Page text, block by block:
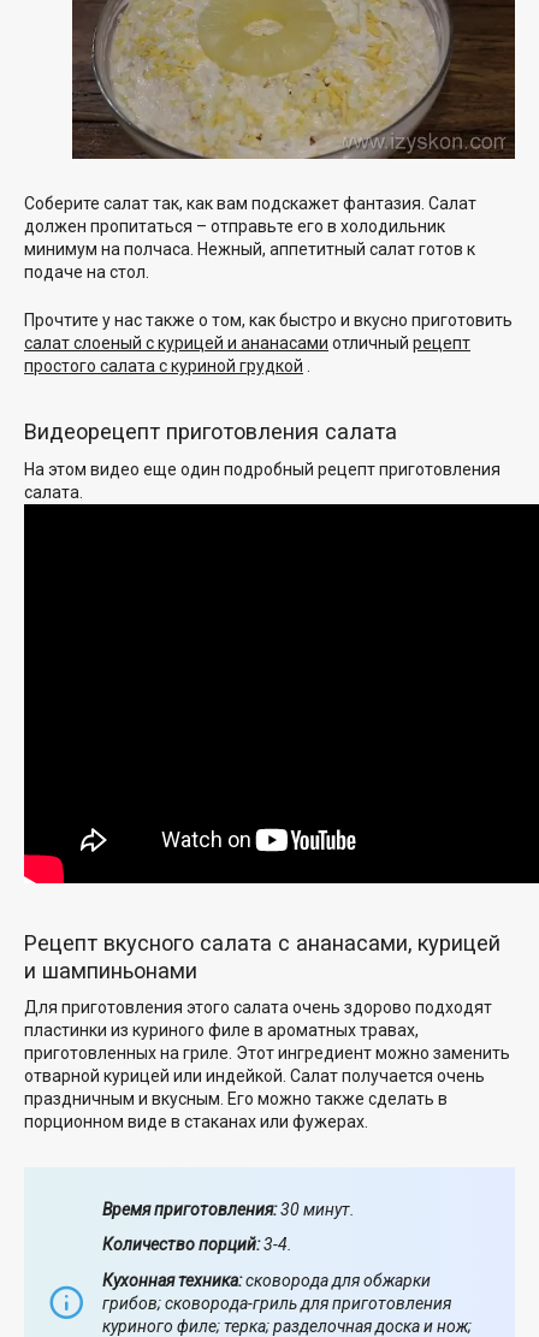
Соберите салат так, как вам подскажет фантазия. Салат
должен пропитаться – отправьте его в холодильник
минимум на полчаса. Нежный, аппетитный салат готов к
подаче на стол.
Прочтите у нас также о том, как быстро и вкусно приготовить
салат слоеный с курицей и ананасами отличный рецепт
простого салата с куриной грудкой
Видеорецепт приготовления салата
На этом видео еще один подробный рецепт приготовления
салата.
Рецепт вкусного салата с ананасами, курицей
и шампиньонами
Для приготовления этого салата очень здорово подходят
пластинки из куриного филе в ароматных травах,
приготовленных на гриле. Этот ингредиент можно заменить
отварной курицей или индейкой. Салат получается очень
праздничным и вкусным. Его можно также сделать в
порционном виде в стаканах или фужерах.
Время приготовления:30 минут.
Количество порций:3-4.
Кухонная техника:сковорода для обжарки
грибов; сковорода-гриль для приготовления
куриного филе; терка; разделочная доска и нож;